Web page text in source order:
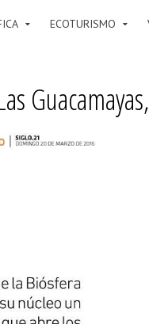
ECOTURISMO